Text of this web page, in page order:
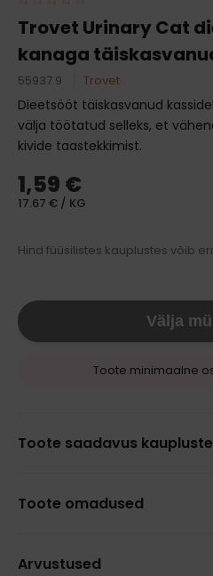
Trovet Urinary Cat
kanaga
55937.9 Trovet
Dieetsööt täiskasvanud
välja töötatud selleks, et
kivide taastekkimist.
1,59 €
17.67 € / KG
Hind füüsilistes kauplustes võib
Välja
Toote minimaalne
Toote saadavus
Toote omadused
Arvustused